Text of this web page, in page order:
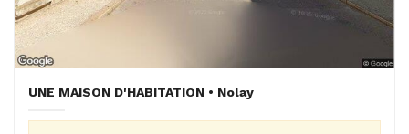
UNE MAISON D'HABITATION • Nolay